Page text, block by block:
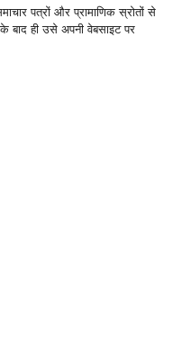
पत्रों और प्रामाणिक स्रोतों से
बाद ही उसे अपनी वेबसाइट पर